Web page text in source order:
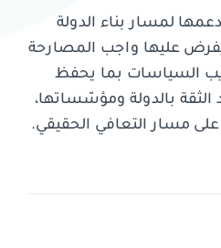
لمسار بناء الدولة
يفرض عليها واجب المصارحة
السياسات بما يحفظ
الثقة بالدولة ومؤسّساتها،
على مسار التعافي الحقيقي.